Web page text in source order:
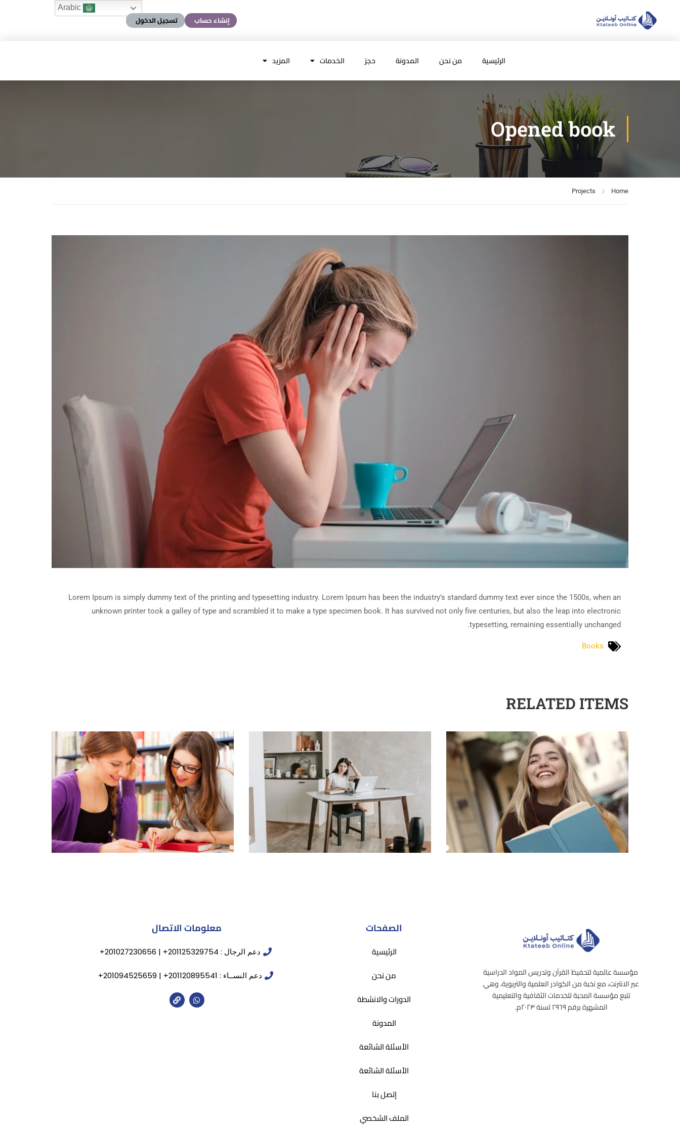
إنشاء حساب تسجيل الدخول
الرئيسية من نحن المدونة حجز الخدمات المزيد
Opened book
Home
Projects
Lorem Ipsum is simply dummy text of the printing and typesetting industry. Lorem Ipsum has been the industry’s standard dummy text ever since the 1500s, when an
unknown printer took a galley of type and scrambled it to make a type specimen book. It has survived not only five centuries, but also the leap into electronic
typesetting, remaining essentially unchanged.
Books
RELATED ITEMS
مؤسسة عالمية لتحفيظ القرآن وتدريس المواد الدراسية
عبر الانترنت، مع نخبة من الكوادر العلمية والتربوية، وهي
تتبع مؤسسة المحبة للخدمات الثقافية والتعليمية
المشهرة برقم ٢٩٦٩ لسنة ٢٠٢٣م.
الصفحات
الرئيسية
من نحن
الدورات والانشطة
المدونة
الأسئلة الشائعة
الأسئلة الشائعة
إتصل بنا
الملف الشخصي
معلومات الاتصال
دعم الرجال : 201125329754+ | 201027230656+
دعم النســاء : 201120895541+ | 201094525659+
Arabic